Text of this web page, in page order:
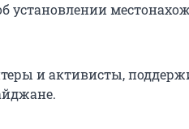
установлении
и активисты,